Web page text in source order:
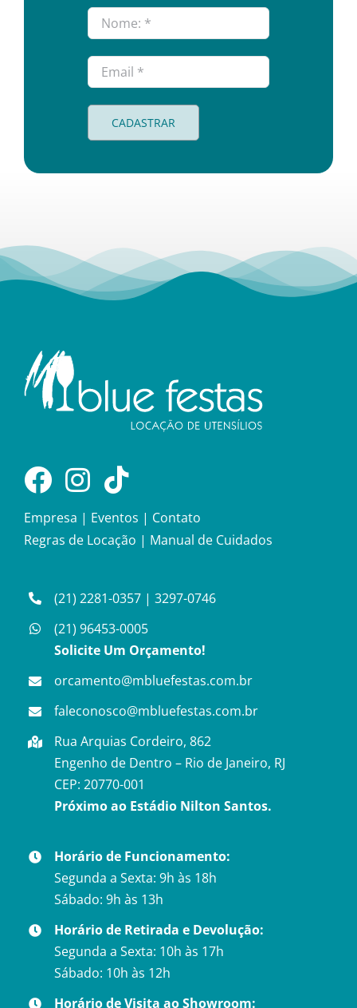
CADASTRAR
Empresa | Eventos | Contato
Regras de Locação | Manual de Cuidados
(21) 2281-0357 |3297-0746
(21) 96453-0005
Solicite Um Orçamento!
orcamento@mbluefestas.com.br
faleconosco@mbluefestas.com.br
Rua Arquias Cordeiro, 862
Engenho de Dentro – Rio de Janeiro, RJ
CEP: 20770-001
Próximo ao Estádio Nilton Santos.
Horário de Funcionamento:
Segunda a Sexta: 9h às 18h
Sábado: 9h às 13h
Horário de Retirada e Devolução:
Segunda a Sexta: 10h às 17h
Sábado: 10h às 12h
Horário de Visita ao Showroom: